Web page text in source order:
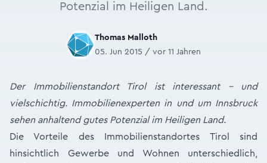
Potenzial im Heiligen Land.
Thomas Malloth
05. Jun 2015 / vor 11 Jahren
Der Immobilienstandort Tirol ist interessant – und
vielschichtig. Immobilienexperten in und um Innsbruck
sehen anhaltend gutes Potenzial im Heiligen Land.
Die Vorteile des Immobilienstandortes Tirol sind
hinsichtlich Gewerbe und Wohnen unterschiedlich,